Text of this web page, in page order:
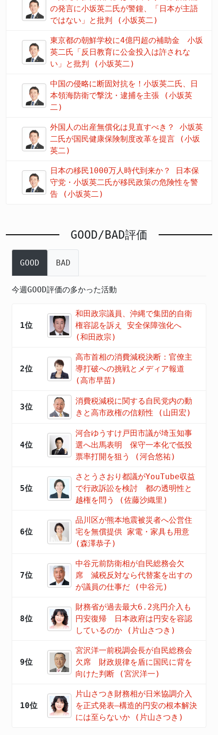
の発言に小坂英二氏が警鐘、「日本が主語
ではない」と批判 (小坂英二)
東京都の朝鮮学校に4億円超の補助金 小坂
英二氏「反日教育に公金投入は許されな
い」と批判 (小坂英二)
中国の侵略に断固対抗を！小坂英二氏、日
本領海防衛で撃沈・逮捕を主張 (小坂英
二)
外国人の出産無償化は見直すべき？ 小坂英
二氏が国民健康保険制度改革を提言 (小坂
英二)
日本の移民1000万人時代到来か？ 日本保
守党・小坂英二氏が移民政策の危険性を警
告 (小坂英二)
GOOD/BAD評価
GOOD BAD
今週GOOD評価の多かった活動
1位
和田政宗議員、沖縄で集団的自衛
権容認を訴え 安全保障強化へ
(和田政宗)
2位
高市首相の消費減税決断：官僚主
導打破への挑戦とメディア報道
(高市早苗)
3位
消費税減税に関する自民党内の動
きと高市政権の信頼性 (山田宏)
4位
河合ゆうすけ戸田市議が埼玉知事
選へ出馬表明 保守一本化で低投
票率打開を狙う (河合悠祐)
5位
さとうさおり都議がYouTube収益
で行政訴訟を検討 都の透明性と
越権を問う (佐藤沙織里)
6位
品川区が熊本地震被災者へ公営住
宅を無償提供 家電・家具も用意
(森澤恭子)
7位
中谷元前防衛相が自民総務会欠
席 減税反対なら代替案を出すの
が議員の仕事だ (中谷元)
8位
財務省が過去最大6.2兆円介入も
円安復帰 日本政府は円安を容認
しているのか (片山さつき)
9位
宮沢洋一前税調会長が自民総務会
欠席 財政規律を盾に国民に背を
向けた判断 (宮沢洋一)
10位
片山さつき財務相が日米協調介入
を正式発表―構造的円安の根本解決
には至らないか (片山さつき)